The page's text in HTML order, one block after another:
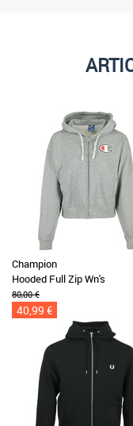
Champion
Hooded Full Zip Wn's
80,00 €
40,99 €